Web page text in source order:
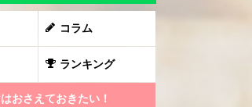
コラム
ランキング
おさえておきたい！